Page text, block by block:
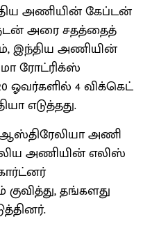
அணியின் கேப்டன்
அரை சதத்தைத்
இந்திய அணியின்
ரோட்ரிக்ஸ்
ஓவர்களில் 4 விக்கெட்
எடுத்தது.
அணி
அணியின் எலிஸ்
தங்களது